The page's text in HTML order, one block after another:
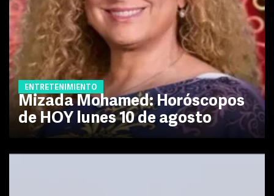
ENTRETENIMIENTO
Mizada Mohamed: Horóscopos
de HOY lunes 10 de agosto